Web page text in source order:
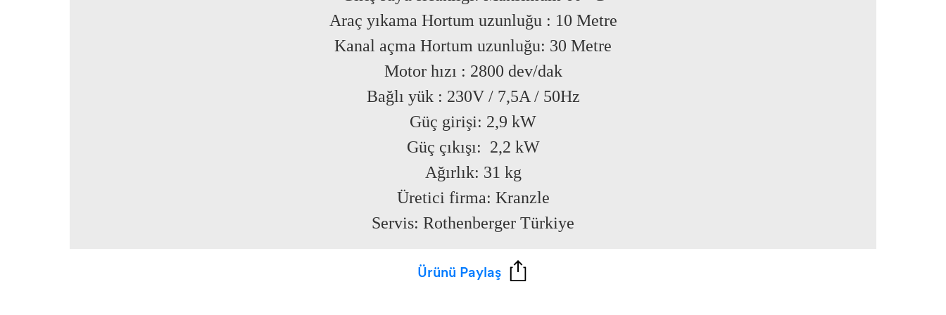
Araç yıkama Hortum uzunluğu : 10 Metre
Kanal açma Hortum uzunluğu: 30 Metre
Motor hızı : 2800 dev/dak
Bağlı yük: 230V / 7,5A / 50Hz
Güç girişi: 2,9 kW
Güç çıkışı: 2,2 kW
Ağırlık: 31 kg
Üretici firma: Kranzle
Servis: Rothenberger Türkiye
Ürünü Paylaş